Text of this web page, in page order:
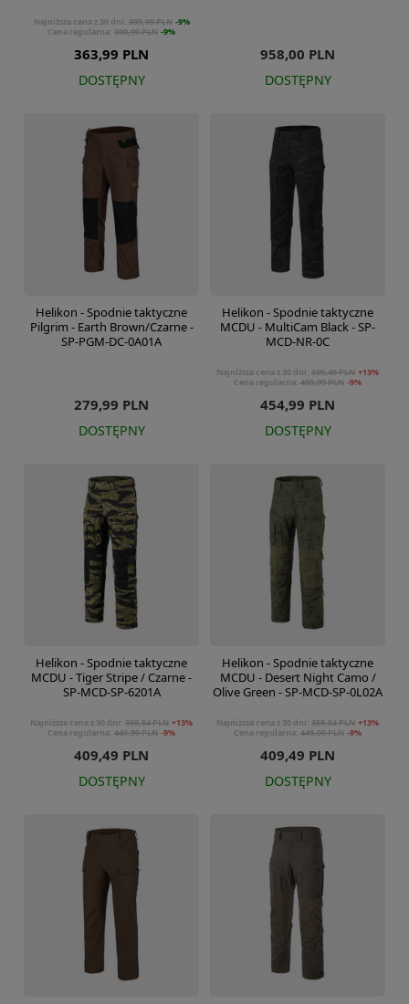
363,99 PLN
Najniższa cena z 30 dni: 399,99 PLN -9%
Cena regularna: 399,99 PLN -9%
DOSTĘPNY
958,00 PLN
DOSTĘPNY
Helikon - Spodnie taktyczne
Pilgrim - Earth Brown/Czarne -
SP-PGM-DC-0A01A
279,99 PLN
DOSTĘPNY
Helikon - Spodnie taktyczne
MCDU - MultiCam Black - SP-
MCD-NR-0C
454,99 PLN
Najniższa cena z 30 dni: 399,49 PLN +13%
Cena regularna: 499,99 PLN -9%
DOSTĘPNY
Helikon - Spodnie taktyczne
MCDU - Tiger Stripe / Czarne -
SP-MCD-SP-6201A
409,49 PLN
Najniższa cena z 30 dni: 359,54 PLN +13%
Cena regularna: 449,99 PLN -9%
DOSTĘPNY
Helikon - Spodnie taktyczne
MCDU - Desert Night Camo /
Olive Green - SP-MCD-SP-0L02A
409,49 PLN
Najniższa cena z 30 dni: 359,54 PLN +13%
Cena regularna: 449,99 PLN -9%
DOSTĘPNY